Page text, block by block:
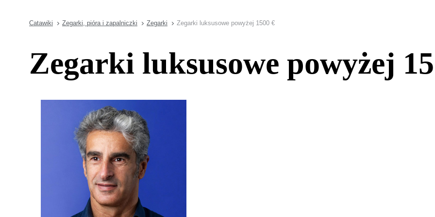
Catawiki Zegarki, pióra i zapalniczki Zegarki Zegarki luksusowe powyżej 1500 €
Zegarki luksusowe powyżej